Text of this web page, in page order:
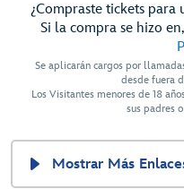
¿Compraste tickets para
Si la compra se hizo
Se aplicarán cargos por
desde fuera
Los Visitantes menores de 18
sus padres
Mostrar Más